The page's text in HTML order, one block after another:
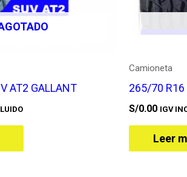
AT2 GALLANT
Camioneta
265/70 R16
S/0.00 IGV
Leer